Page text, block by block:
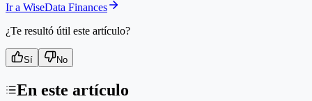
Ir a WiseData Finances
¿Te resultó útil este artículo?
Sí No
En este artículo